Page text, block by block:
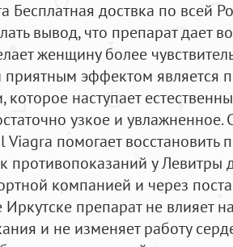
Бесплатная доствка по всей
вывод, что препарат дает
женщину более
эффектом является
которое наступает
узкое и увлажненное.
Viagra помогает восстановить
противопоказаний у Левитры
компанией и через
Иркутске препарат не влияет
и не изменяет работу